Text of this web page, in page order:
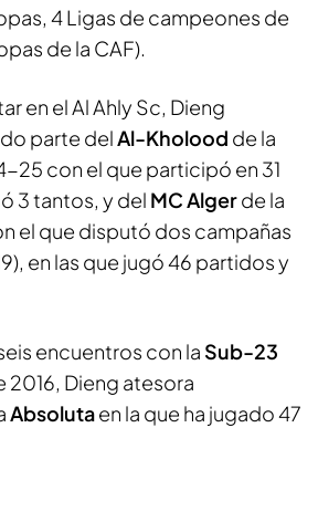
4 Ligas de campeones de
de la CAF).
en el Al Ahly Sc, Dieng
parte delAl-Kholood de la
25 con el que participó en 31
3 tantos, y del MC Algerde la
el que disputó dos campañas
en las que jugó 46 partidos y
encuentros con la Sub-23
2016, Dieng atesora
Absolutaen la que ha jugado 47